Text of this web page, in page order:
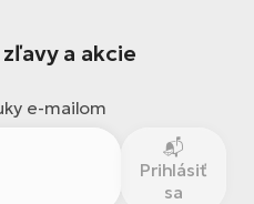
a akcie
e-mailom
Prihlásiť
sa